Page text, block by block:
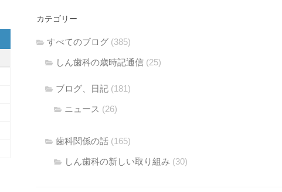
カテゴリー
すべてのブログ(385)
しん歯科の歳時記通信(25)
ブログ、日記(181)
ニュース (26)
歯科関係の話(165)
しん歯科の新しい取り組み (30)